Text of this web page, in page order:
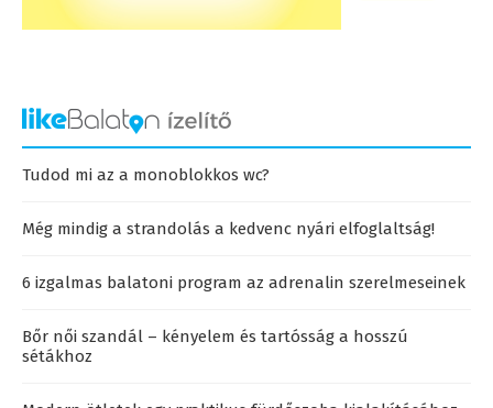
Tudod mi az a monoblokkos wc?
Még mindig a strandolás a kedvenc nyári elfoglaltság!
6 izgalmas balatoni program az adrenalin szerelmeseinek
Bőr női szandál – kényelem és tartósság a hosszú
sétákhoz